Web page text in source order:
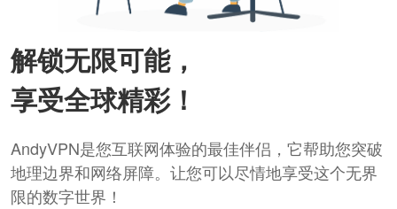
解锁无限可能，
享受全球精彩！
AndyVPN是您互联网体验的最佳伴侣，它帮助您突破
地理边界和网络屏障。让您可以尽情地享受这个无界
限的数字世界！